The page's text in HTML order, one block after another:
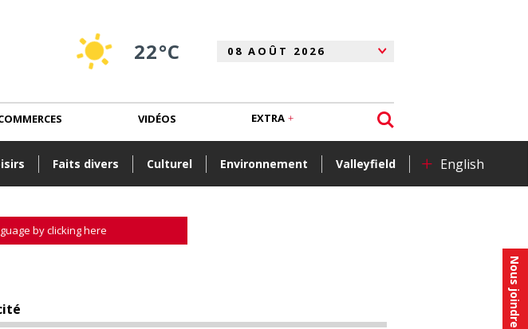
Nous joindre
22°C
Faits divers Culturel Environnement Valleyfield + English
VIDÉOS EXTRA
by clicking here